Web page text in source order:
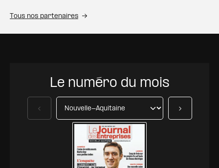
Tous nos partenaires
Le numéro du mois
Précédent Suivant